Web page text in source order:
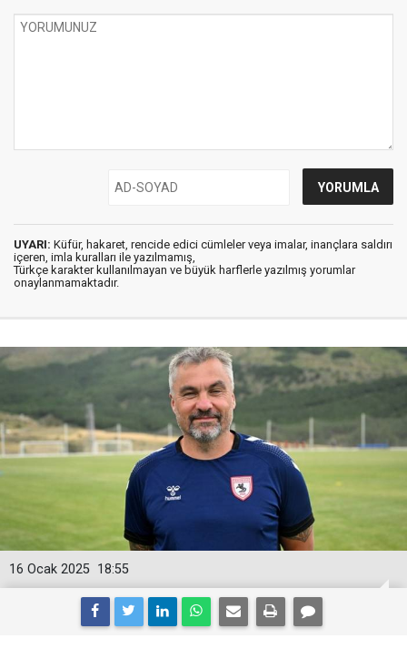
UYARI: Küfür, hakaret, rencide edici cümleler veya imalar, inançlara saldırı
içeren, imla kuralları ile yazılmamış,
Türkçe karakter kullanılmayan ve büyük harflerle yazılmış yorumlar
onaylanmamaktadır.
18:55
16 Ocak 2025